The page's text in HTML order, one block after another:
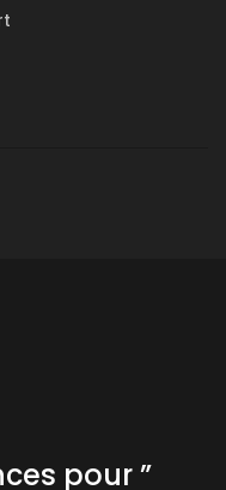
pour ”